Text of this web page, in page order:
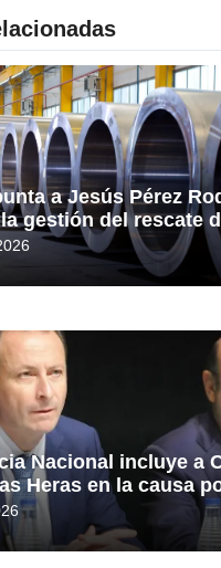
a Jesús Pérez
gestión del rescate
Nacional incluye a
Heras en la causa
en el
a Tubos